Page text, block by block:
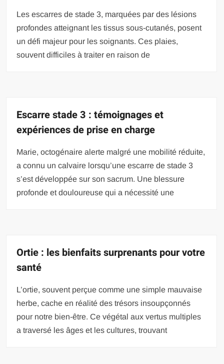
Les escarres de stade 3, marquées par des lésions
profondes atteignant les tissus sous-cutanés, posent
un défi majeur pour les soignants. Ces plaies,
souvent difficiles à traiter en raison de
Escarre stade 3 : témoignages et
expériences de prise en charge
Marie, octogénaire alerte malgré une mobilité réduite,
a connu un calvaire lorsqu’une escarre de stade 3
s’est développée sur son sacrum. Une blessure
profonde et douloureuse qui a nécessité une
Ortie : les bienfaits surprenants pour votre
santé
L’ortie, souvent perçue comme une simple mauvaise
herbe, cache en réalité des trésors insoupçonnés
pour notre bien-être. Ce végétal aux vertus multiples
a traversé les âges et les cultures, trouvant